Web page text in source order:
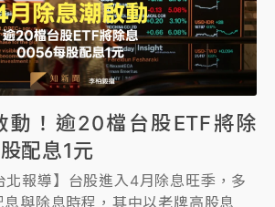
動！逾20檔台股ETF將除
配息1元
北報導】台股進入4月除息旺季，多
與除息時程，其中以老牌高股息